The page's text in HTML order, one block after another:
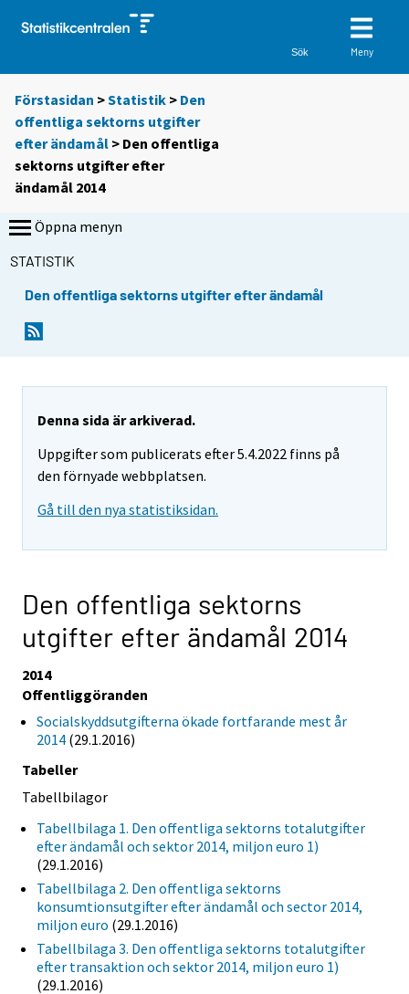
Sök Meny
Förstasidan >Statistik > Den
offentliga sektorns utgifter
efter ändamål > Den offentliga
sektorns utgifter efter
ändamål 2014
Öppna menyn
STATISTIK
Den offentliga sektorns utgifter efter ändamål
Denna sida är arkiverad.
Uppgifter som publicerats efter 5.4.2022 finns på
den förnyade webbplatsen.
Gå till den nya statistiksidan.
Den offentliga sektorns
utgifter efter ändamål 2014
2014
Offentliggöranden
Socialskyddsutgifterna ökade fortfarande mest år
2014 (29.1.2016)
Tabeller
Tabellbilagor
Tabellbilaga 1. Den offentliga sektorns totalutgifter
efter ändamål och sektor 2014, miljon euro 1)
(29.1.2016)
Tabellbilaga 2. Den offentliga sektorns
konsumtionsutgifter efter ändamål och sector 2014,
miljon euro (29.1.2016)
Tabellbilaga 3. Den offentliga sektorns totalutgifter
efter transaktion och sektor 2014, miljon euro 1)
(29.1.2016)